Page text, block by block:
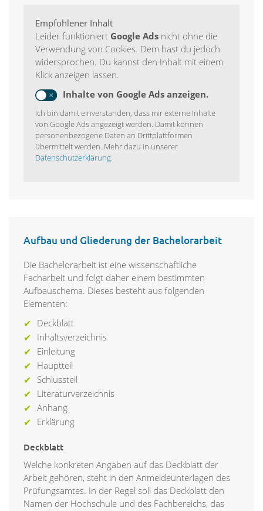
Empfohlener Inhalt
Leider funktioniert Google Ads nicht ohne die
Verwendung von Cookies. Dem hast du jedoch
widersprochen. Du kannst den Inhalt mit einem
Klick anzeigen lassen.
Inhalte von Google Ads anzeigen.
Ich bin damit einverstanden, dass mir externe Inhalte
von Google Ads angezeigt werden. Damit können
personenbezogene Daten an Drittplattformen
übermittelt werden. Mehr dazu in unserer
Datenschutzerklärung.
Aufbau und Gliederung der Bachelorarbeit
Die Bachelorarbeit ist eine wissenschaftliche
Facharbeit und folgt daher einem bestimmten
Aufbauschema. Dieses besteht aus folgenden
Elementen:
Deckblatt
Inhaltsverzeichnis
Einleitung
Hauptteil
Schlussteil
Literaturverzeichnis
Anhang
Erklärung
Deckblatt
Welche konkreten Angaben auf das Deckblatt der
Arbeit gehören, steht in den Anmeldeunterlagen des
Prüfungsamtes. In der Regel soll das Deckblatt den
Namen der Hochschule und des Fachbereichs, das